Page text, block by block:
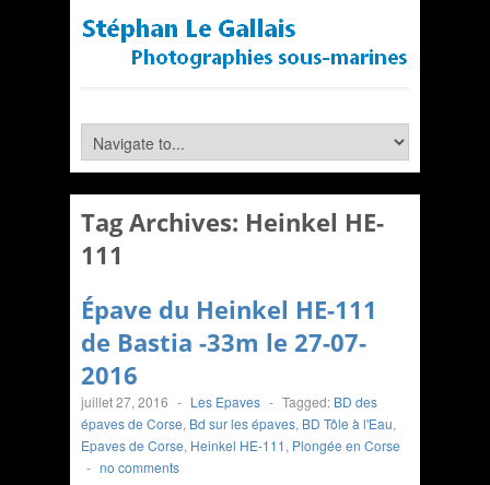
Tag Archives: Heinkel HE-
111
Épave du Heinkel HE-111
de Bastia -33m le 27-07-
2016
juillet 27, 2016 - Les Epaves - Tagged: BD des
épaves de Corse, Bd sur les épaves, BD Tôle à l'Eau,
Epaves de Corse, Heinkel HE-111, Plongée en Corse
- no comments